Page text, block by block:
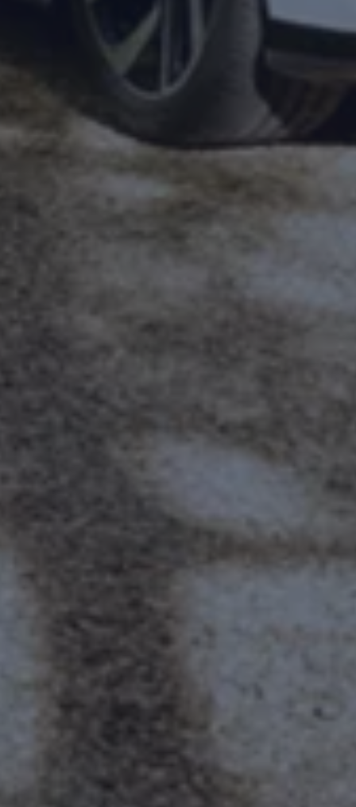
Lifestyle
Transport
Elektromobilität
Volkswagen R
Pannen- und Unfallhilfe
Volkswagen Kundenbetreuung